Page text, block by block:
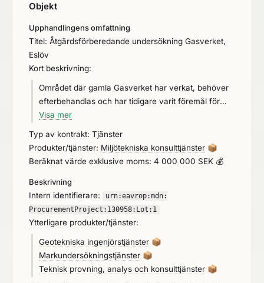
Objekt
Upphandlingens omfattning
Titel: Åtgärdsförberedande undersökning Gasverket,
Eslöv
Kort beskrivning:
Området där gamla Gasverket har verkat, behöver
efterbehandlas och har tidigare varit föremål för
flertalet markundersökningar genom åren.
visar att det föreligger åtgärdsbehov inom området.
Projektet är nu inne i ett skede då
genomföras. Detta omfattar bland annat
kompletterande markmiljöundersökning,
luftmätningar samt hydrogeologisk och geoteknisk
undersökning. Tänkt efterbehandlingsmetod är
genom kemisk oxidation eller termisk behandling där
tester av respektive metod ska genomföras.
Resultaten ska utgöra underlag för
detaljprojektering, förfrågningsunderlag (FFU) och
Visa mer
Typ av kontrakt: Tjänster
Produkter/tjänster: Miljötekniska konsulttjänster 📦
Beräknat värde exklusive moms: 4 000 000 SEK 💰
Beskrivning
Intern identifierare:
urn:eavrop:mdn:
ProcurementProject: 130958: Lot: 1
Ytterligare produkter/tjänster:
Geotekniska ingenjörstjänster 📦
Markundersökningstjänster 📦
Teknisk provning, analys och konsulttjänster 📦